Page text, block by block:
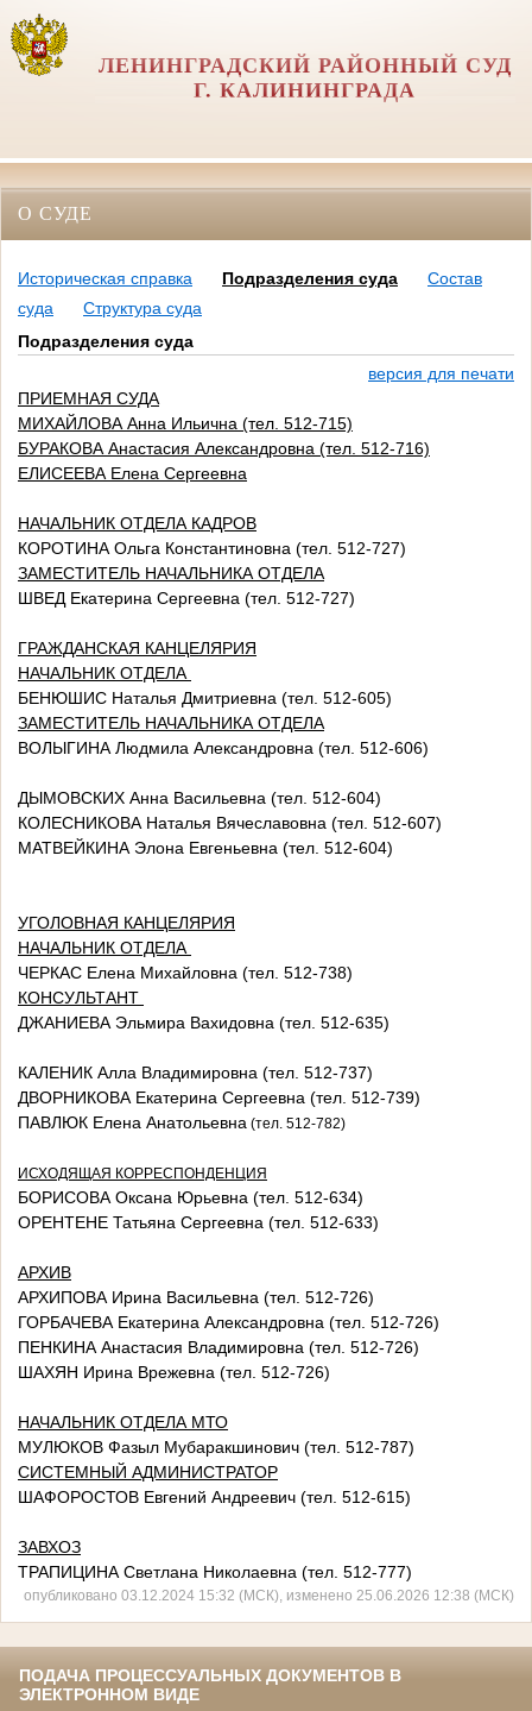
ЛЕНИНГРАДСКИЙ РАЙОННЫЙ СУД
Г. КАЛИНИНГРАДА
О СУДЕ
Историческая справка Подразделения суда
Состав
суда
Структура суда
Подразделения суда
версия для печати
ПРИЕМНАЯ СУДА
МИХАЙЛОВА Анна Ильична (тел. 512-715)
БУРАКОВА Анастасия Александровна (тел. 512-716)
ЕЛИСЕЕВА Елена Сергеевна
НАЧАЛЬНИК ОТДЕЛА КАДРОВ
КОРОТИНА Ольга Константиновна (тел. 512-727)
ЗАМЕСТИТЕЛЬ НАЧАЛЬНИКА ОТДЕЛА
ШВЕД Екатерина Сергеевна (тел. 512-727)
ГРАЖДАНСКАЯ КАНЦЕЛЯРИЯ
НАЧАЛЬНИК ОТДЕЛА
БЕНЮШИС Наталья Дмитриевна (тел. 512-605)
ЗАМЕСТИТЕЛЬ НАЧАЛЬНИКА ОТДЕЛА
ВОЛЫГИНА Людмила Александровна (тел. 512-606)
ДЫМОВСКИХ Анна Васильевна (тел. 512-604)
КОЛЕСНИКОВА Наталья Вячеславовна (тел. 512-607)
МАТВЕЙКИНА Элона Евгеньевна (тел. 512-604)
УГОЛОВНАЯ КАНЦЕЛЯРИЯ
НАЧАЛЬНИК ОТДЕЛА
ЧЕРКАС Елена Михайловна (тел. 512-738)
КОНСУЛЬТАНТ
ДЖАНИЕВА Эльмира Вахидовна (тел. 512-635)
КАЛЕНИК Алла Владимировна (тел. 512-737)
ДВОРНИКОВА Екатерина Сергеевна (тел. 512-739)
ПАВЛЮК Елена Анатольевна (тел. 512-782)
ИСХОДЯЩАЯ КОРРЕСПОНДЕНЦИЯ
БОРИСОВА Оксана Юрьевна (тел. 512-634)
ОРЕНТЕНЕ Татьяна Сергеевна (тел. 512-633)
АРХИВ
АРХИПОВА Ирина Васильевна (тел. 512-726)
ГОРБАЧЕВА Екатерина Александровна (тел. 512-726)
ПЕНКИНА Анастасия Владимировна (тел. 512-726)
ШАХЯН Ирина Врежевна (тел. 512-726)
НАЧАЛЬНИК ОТДЕЛА МТО
МУЛЮКОВ Фазыл Мубаракшинович (тел. 512-787)
СИСТЕМНЫЙ АДМИНИСТРАТОР
ШАФОРОСТОВ Евгений Андреевич (тел. 512-615)
ЗАВХОЗ
ТРАПИЦИНА Светлана Николаевна (тел. 512-777)
опубликовано 03.12.2024 15:32 (МСК), изменено 25.06.2026 12:38 (МСК)
ПОДАЧА ПРОЦЕССУАЛЬНЫХ ДОКУМЕНТОВ В
ЭЛЕКТРОННОМ ВИДЕ